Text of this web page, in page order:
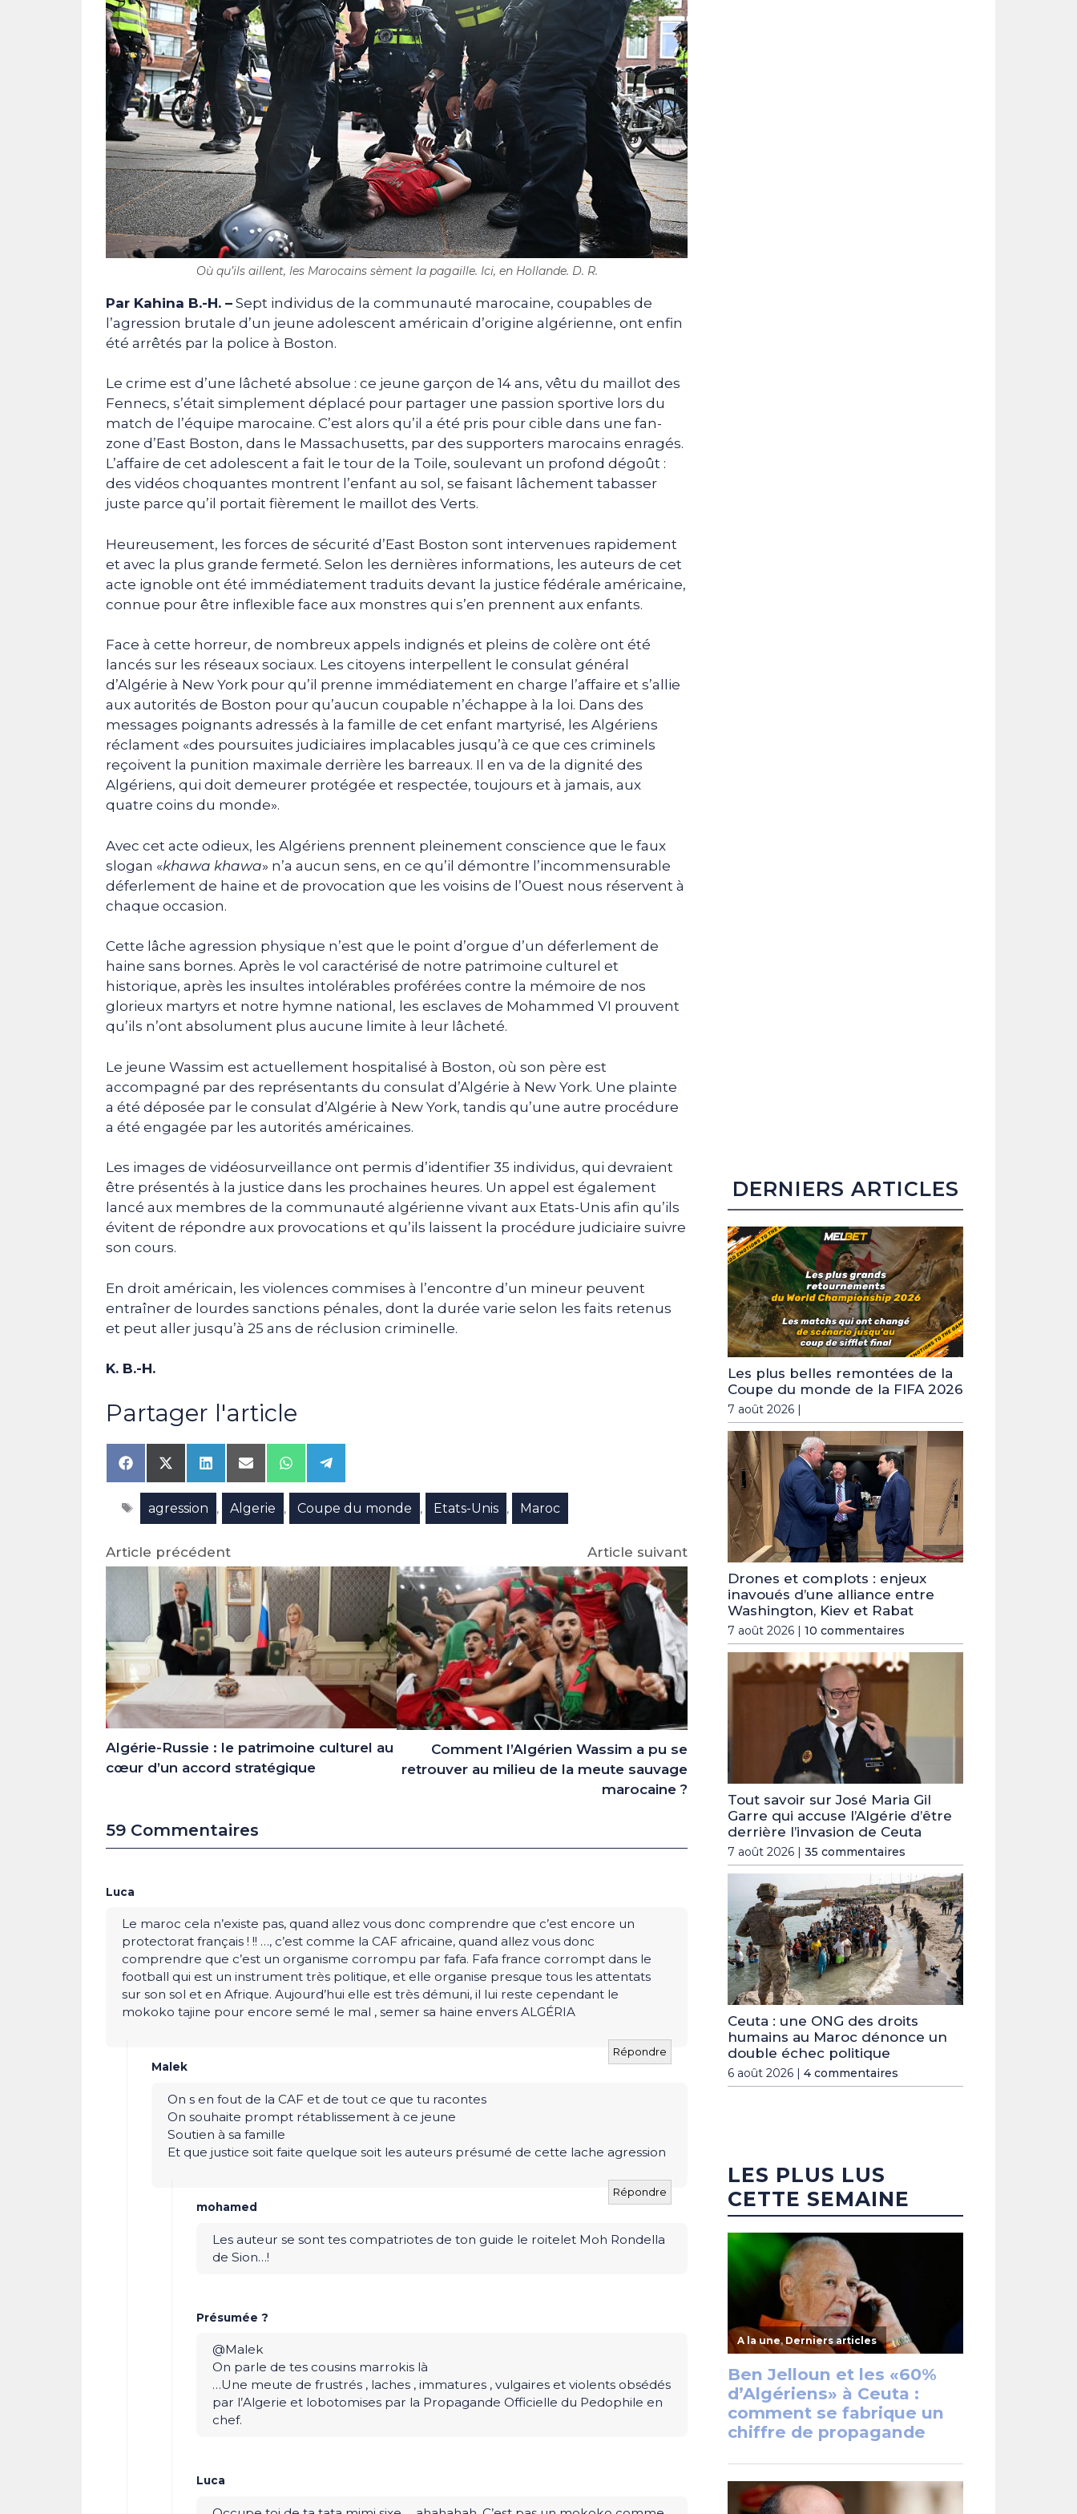
Où qu’ils aillent, les Marocains sèment la pagaille. Ici, en Hollande. D. R.
Par Kahina B.-H. – Sept individus de la communauté marocaine, coupables de
l’agression brutale d’un jeune adolescent américain d’origine algérienne, ont enfin
été arrêtés par la police à Boston.
Le crime est d’une lâcheté absolue : ce jeune garçon de 14 ans, vêtu du maillot des
Fennecs, s’était simplement déplacé pour partager une passion sportive lors du
match de l’équipe marocaine. C’est alors qu’il a été pris pour cible dans une fan-
zone d’East Boston, dans le Massachusetts, par des supporters marocains enragés.
L’affaire de cet adolescent a fait le tour de la Toile, soulevant un profond dégoût :
des vidéos choquantes montrent l’enfant au sol, se faisant lâchement tabasser
juste parce qu’il portait fièrement le maillot des Verts.
Heureusement, les forces de sécurité d’East Boston sont intervenues rapidement
et avec la plus grande fermeté. Selon les dernières informations, les auteurs de cet
acte ignoble ont été immédiatement traduits devant la justice fédérale américaine,
connue pour être inflexible face aux monstres qui s’en prennent aux enfants.
Face à cette horreur, de nombreux appels indignés et pleins de colère ont été
lancés sur les réseaux sociaux. Les citoyens interpellent le consulat général
d’Algérie à New York pour qu’il prenne immédiatement en charge l’affaire et s’allie
aux autorités de Boston pour qu’aucun coupable n’échappe à la loi. Dans des
messages poignants adressés à la famille de cet enfant martyrisé, les Algériens
réclament «des poursuites judiciaires implacables jusqu’à ce que ces criminels
reçoivent la punition maximale derrière les barreaux. Il en va de la dignité des
Algériens, qui doit demeurer protégée et respectée, toujours et à jamais, aux
quatre coins du monde».
Avec cet acte odieux, les Algériens prennent pleinement conscience que le faux
slogan «khawa khawa» n’a aucun sens, en ce qu’il démontre l’incommensurable
déferlement de haine et de provocation que les voisins de l’Ouest nous réservent à
chaque occasion.
Cette lâche agression physique n’est que le point d’orgue d’un déferlement de
haine sans bornes. Après le vol caractérisé de notre patrimoine culturel et
historique, après les insultes intolérables proférées contre la mémoire de nos
glorieux martyrs et notre hymne national, les esclaves de Mohammed VI prouvent
qu’ils n’ont absolument plus aucune limite à leur lâcheté.
Le jeune Wassim est actuellement hospitalisé à Boston, où son père est
accompagné par des représentants du consulat d’Algérie à New York. Une plainte
a été déposée par le consulat d’Algérie à New York, tandis qu’une autre procédure
a été engagée par les autorités américaines.
Les images de vidéosurveillance ont permis d’identifier 35 individus, qui devraient
être présentés à la justice dans les prochaines heures. Un appel est également
lancé aux membres de la communauté algérienne vivant aux Etats-Unis afin qu’ils
évitent de répondre aux provocations et qu’ils laissent la procédure judiciaire suivre
son cours.
En droit américain, les violences commises à l’encontre d’un mineur peuvent
entraîner de lourdes sanctions pénales, dont la durée varie selon les faits retenus
et peut aller jusqu’à 25 ans de réclusion criminelle.
K. B.-H.
Partager l'article
Share
on
Facebook
Share
on
X
(Twitter)
Share
on
LinkedIn
Share
on
Email
Share
on
WhatsApp
Share
on
Telegram
Étiquettes
agression , Algerie , Coupe du monde , Etats-Unis , Maroc
Article précédent
Algérie-Russie : le patrimoine culturel au
cœur d’un accord stratégique
Article suivant
Comment l’Algérien Wassim a pu se
retrouver au milieu de la meute sauvage
marocaine ?
59 Commentaires
Luca
Le maroc cela n’existe pas, quand allez vous donc comprendre que c’est encore un
protectorat français ! !! …, c’est comme la CAF africaine, quand allez vous donc
comprendre que c’est un organisme corrompu par fafa. Fafa france corrompt dans le
football qui est un instrument très politique, et elle organise presque tous les attentats
sur son sol et en Afrique. Aujourd’hui elle est très démuni, il lui reste cependant le
mokoko tajine pour encore semé le mal , semer sa haine envers ALGÉRIA
Répondre
Malek
On s en fout de la CAF et de tout ce que tu racontes
On souhaite prompt rétablissement à ce jeune
Soutien à sa famille
Et que justice soit faite quelque soit les auteurs présumé de cette lache agression
Répondre
mohamed
Les auteur se sont tes compatriotes de ton guide le roitelet Moh Rondella
de Sion…!
Présumée ?
@Malek
On parle de tes cousins marrokis là
…Une meute de frustrés , laches , immatures , vulgaires et violents obsédés
par l’Algerie et lobotomises par la Propagande Officielle du Pedophile en
chef.
Luca
DERNIERS ARTICLES
Les plus belles remontées de la
Coupe du monde de la FIFA 2026
7 août 2026 |
Drones et complots : enjeux
inavoués d’une alliance entre
Washington, Kiev et Rabat
7 août 2026 | 10 commentaires
Tout savoir sur José Maria Gil
Garre qui accuse l’Algérie d’être
derrière l’invasion de Ceuta
7 août 2026 | 35 commentaires
Ceuta : une ONG des droits
humains au Maroc dénonce un
double échec politique
6 août 2026 | 4 commentaires
LES PLUS LUS
CETTE SEMAINE